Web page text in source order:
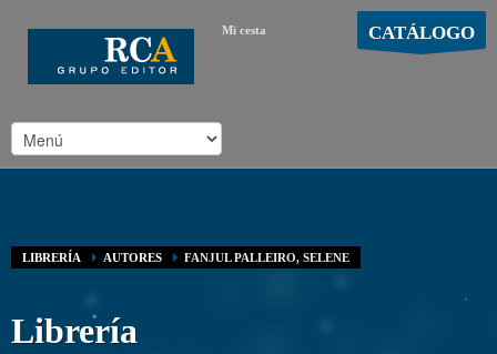
Mi cesta CATÁLOGO
LIBRERÍA AUTORES FANJUL PALLEIRO, SELENE
Librería